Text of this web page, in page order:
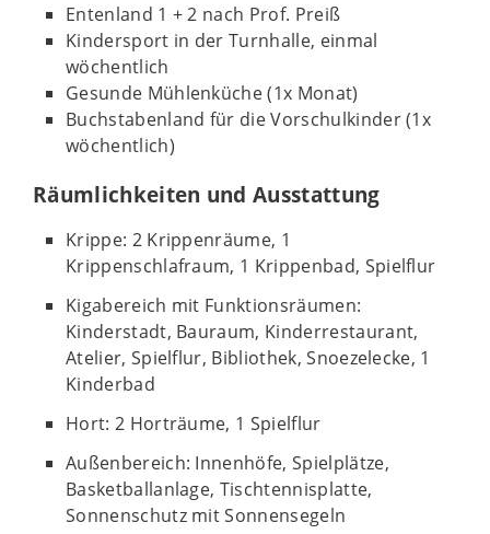
Entenland 1 + 2 nach Prof. Preiß
Kindersport in der Turnhalle, einmal
wöchentlich
Gesunde Mühlenküche (1x Monat)
Buchstabenland für die Vorschulkinder (1x
wöchentlich)
Räumlichkeiten und Ausstattung
Krippe: 2 Krippenräume, 1
Krippenschlafraum, 1 Krippenbad, Spielflur
Kigabereich mit Funktionsräumen:
Kinderstadt, Bauraum, Kinderrestaurant,
Atelier, Spielflur, Bibliothek, Snoezelecke, 1
Kinderbad
Hort: 2 Horträume, 1 Spielflur
Außenbereich: Innenhöfe, Spielplätze,
Basketballanlage, Tischtennisplatte,
Sonnenschutz mit Sonnensegeln